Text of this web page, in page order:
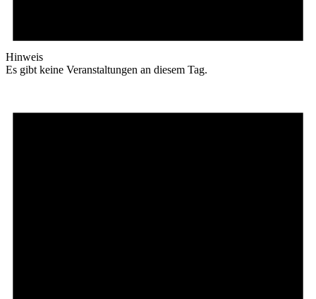
Hinweis
Es gibt keine Veranstaltungen an diesem Tag.